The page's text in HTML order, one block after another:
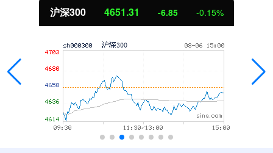
沪深300 4651.31 -6.85 -0.15%